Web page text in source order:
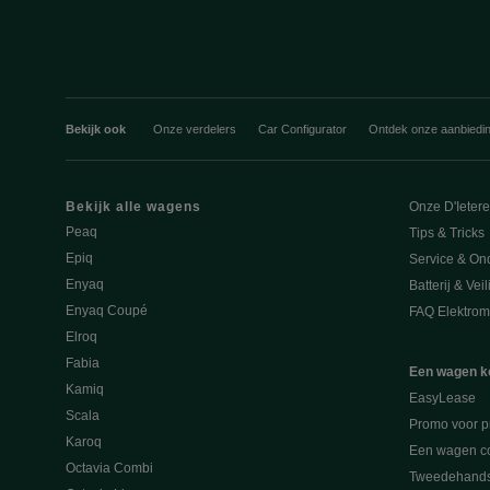
Bekijk ook Onze verdelers Car Configurator Ontdek onze
Bekijk alle wagens
Peaq
Epiq
Enyaq
Enyaq Coupé
Elroq
Fabia
Kamiq
Scala
Karoq
Octavia Combi
Onze
Tips & Tricks
Service &
Batterij &
FAQ
Een wagen
EasyLease
Promo voor
Een wagen